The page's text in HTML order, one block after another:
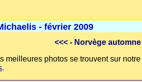
- février 2009
<<<- Norvège
meilleures photos se trouvent sur
.